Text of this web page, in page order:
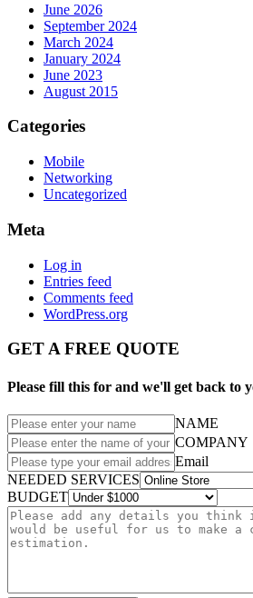
June 2026
September 2024
March 2024
January 2024
June 2023
August 2015
Categories
Mobile
Networking
Uncategorized
Meta
Log in
Entries feed
Comments feed
WordPress.org
GET A FREE QUOTE
Please fill this for and we'll get back to
NAME
COMPANY
Email
NEEDED SERVICES
BUDGET